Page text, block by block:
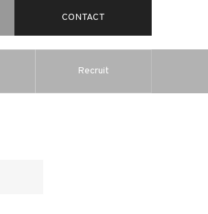
CONTACT
Recruit